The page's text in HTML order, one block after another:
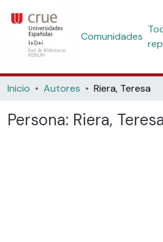
Comunidades
Inicio Autores Riera, Teresa
Persona: Riera,